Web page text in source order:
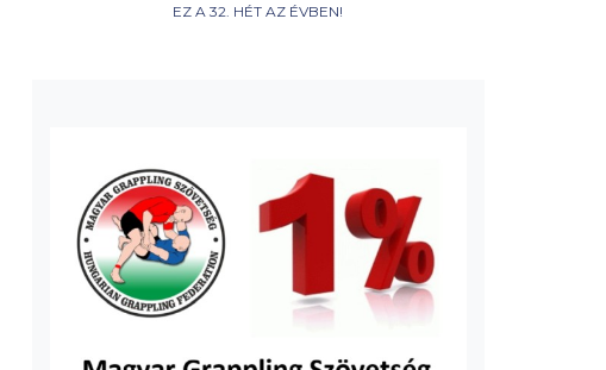
EZ A 32. HÉT AZ ÉVBEN!